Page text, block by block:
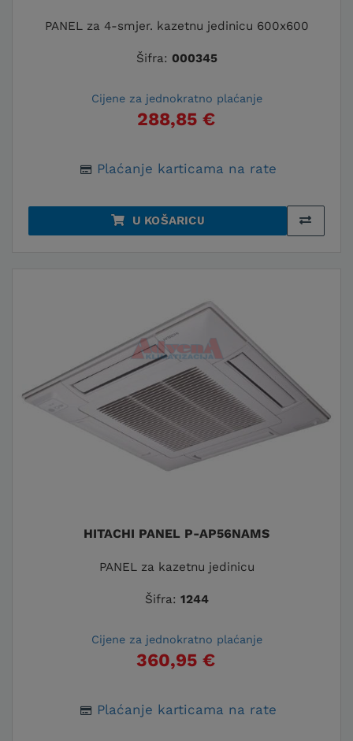
PANEL za 4-smjer. kazetnu jedinicu 600x600
Šifra: 000345
Cijene za jednokratno plaćanje
288,85 €
Plaćanje karticama na rate
U KOŠARICU
HITACHI PANEL P-AP56NAMS
PANEL za kazetnu jedinicu
Šifra: 1244
Cijene za jednokratno plaćanje
360,95 €
Plaćanje karticama na rate